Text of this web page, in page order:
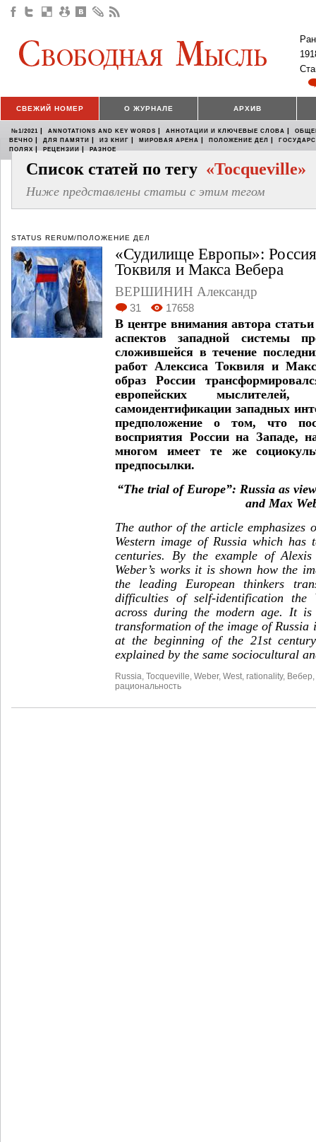
СВЕЖИЙ НОМЕР О ЖУРНАЛЕ АРХИВ
№1/2021 | ANNOTATIONS AND KEY WORDS | АННОТАЦИИ И КЛЮЧЕВЫЕ СЛОВА |
ВЕЧНО | ДЛЯ ПАМЯТИ | ИЗ КНИГ | МИРОВАЯ АРЕНА | ПОЛОЖЕНИЕ ДЕЛ |
ПОЛЯХ | РЕЦЕНЗИИ | РАЗНОЕ
Список статей по тегу «Tocqueville»
Ниже представлены статьи с этим тегом
STATUS RERUM/ПОЛОЖЕНИЕ ДЕЛ
«Судилище Европы»: Россия
Токвиля и Макса Вебера
ВЕРШИНИН Александр
31 17658
В центре внимания автора
аспектов западной системы
сложившейся в течение
работ Алексиса Токвиля и
образ России
европейских мыслителей,
самоидентификации западных
предположение о том, что
восприятия России на Западе,
многом имеет те же
предпосылки.
“The trial of Europe”: Russia as
and Max
The author of the article emphasizes
Western image of Russia which has
centuries. By the example of Alexis
Weber’s works it is shown how the
the leading European thinkers
difficulties of self-identification the
across during the modern age. It is
transformation of the image of Russia
at the beginning of the 21st
explained by the same sociocultural
Russia Tocqueville Weber, West rationality, Вебер
рациональность